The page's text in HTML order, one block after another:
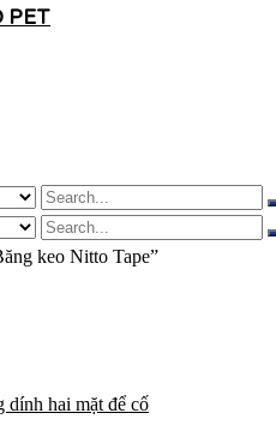
PET
keo Nitto Tape”